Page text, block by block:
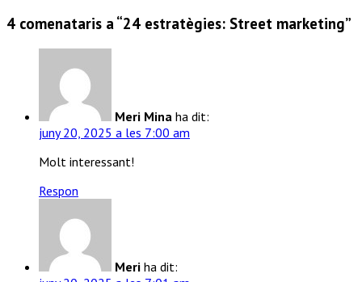
4 comenataris a “24 estratègies: Street marketing”
Meri Mina ha dit:
juny 20, 2025 a les 7:00 am
Molt interessant!
Respon
Meri ha dit: